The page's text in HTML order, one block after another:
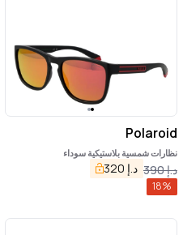
Polaroid
نظارات شمسية بلاستيكية سوداء
د.إ390 د.إ 320
18%